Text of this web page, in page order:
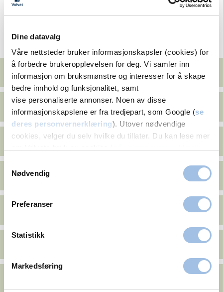
Dine datavalg
Våre nettsteder bruker informasjonskapsler (cookies) for
å forbedre brukeropplevelsen for deg. Vi samler inn
informasjon om bruksmønstre og interesser for å skape
bedre innhold og funksjonalitet, samt
vise personaliserte annonser. Noen av disse
informasjonskapslene er fra tredjepart, som Google (se
deres personvernerklæring). Utover nødvendige
cookies, velger du selv hvilke du tillater. Du kan lese mer
Samtykkevalg
Nødvendig
Preferanser
Statistikk
Markedsføring
Mer om slankeoperasjon
Erfaringer med slankeoperasjon
Ofte stilte spørsmål
Slankeoperasjon pris
Hvorfor velge Volvat Overvektskirurgi
5 års oppfølging etter slankeoperasjon